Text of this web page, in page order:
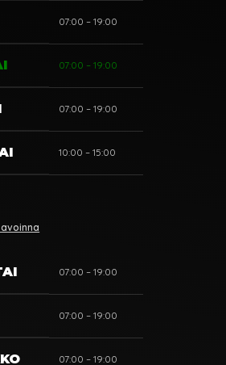
07:00 – 19:00
07:00 – 19:00
07:00 – 19:00
10:00 – 15:00
07:00 – 19:00
07:00 – 19:00
07:00 – 19:00